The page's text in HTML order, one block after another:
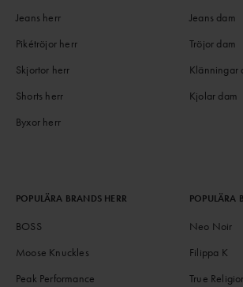
Jeans herr
Pikétröjor herr
Skjortor herr
Shorts herr
Byxor herr
Jeans dam
Tröjor dam
Klänningar
Kjolar dam
POPULÄRA BRANDS HERR
BOSS
Moose Knuckles
Peak Performance
POPULÄRA
Neo Noir
Filippa K
True